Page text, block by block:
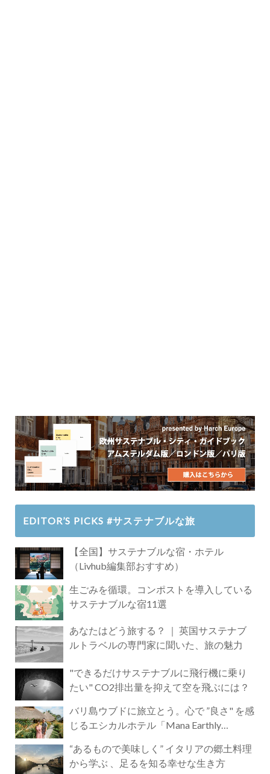
EDITOR’S PICKS #サステナブルな旅
【全国】サステナブルな宿・ホテル
（Livhub編集部おすすめ）
生ごみを循環。コンポストを導入している
サステナブルな宿11選
あなたはどう旅する？ ｜ 英国サステナブ
ルトラベルの専門家に聞いた、旅の魅力
"できるだけサステナブルに飛行機に乗り
たい" CO2排出量を抑えて空を飛ぶには？
バリ島ウブドに旅立とう。心で ”良さ" を感
じるエシカルホテル「Mana Earthly
“あるもので美味しく” イタリアの郷土料理
から学ぶ 、足るを知る幸せな生き方